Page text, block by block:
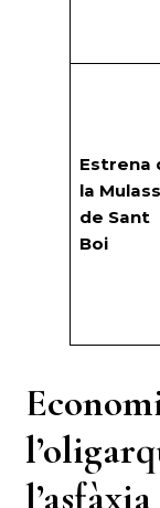
Estrena
la
de Sant
Boi